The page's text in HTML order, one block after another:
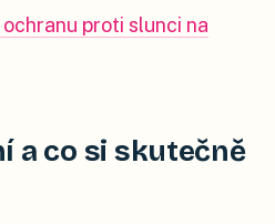
proti slunci na
a co si skutečně